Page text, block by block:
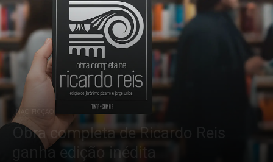
NÃO FICÇÃO
Obra completa de Ricardo Reis
ganha edição inédita